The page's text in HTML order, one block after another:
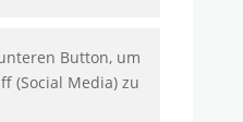
Button, um
(Social Media) zu